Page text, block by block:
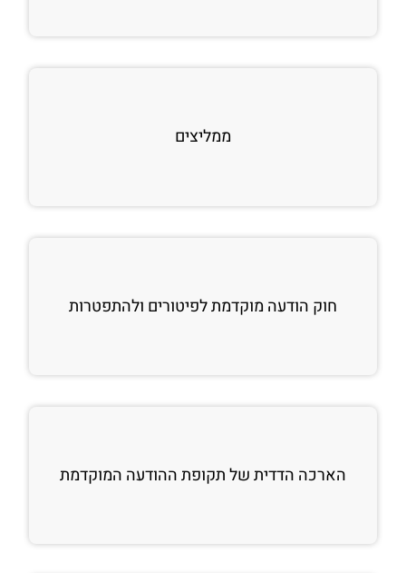
ממליצים
חוק הודעה מוקדמת לפיטורים ולהתפטרות
הארכה הדדית של תקופת ההודעה המוקדמת